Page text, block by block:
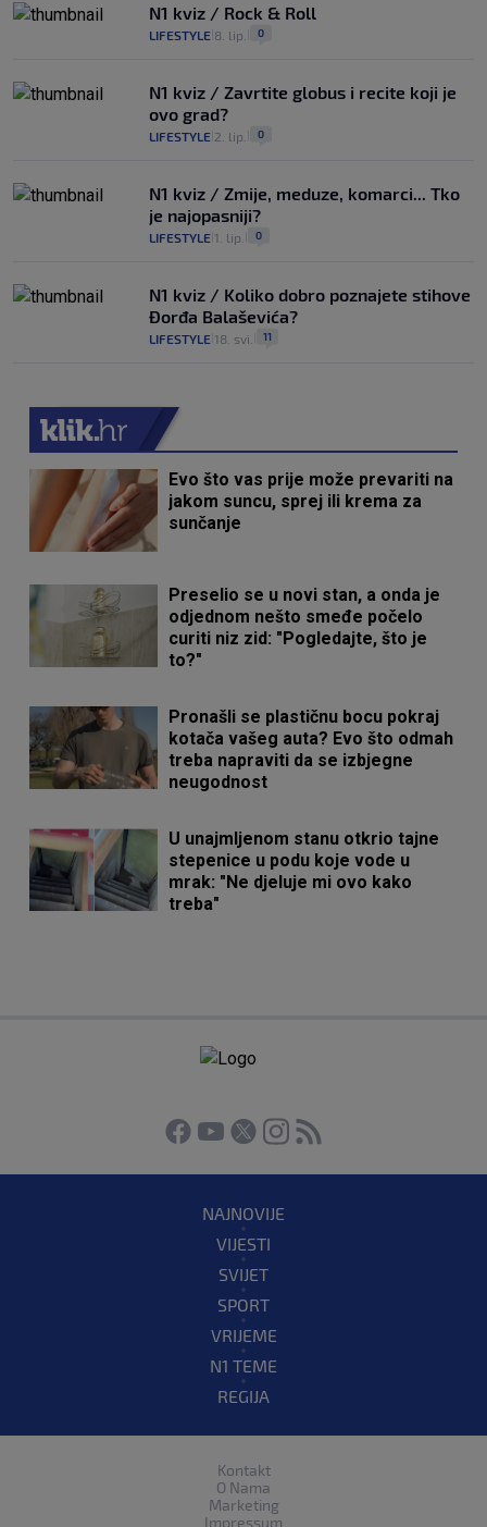
N1 kviz / Rock & Roll
LIFESTYLE 8. lip. 0
N1 kviz / Zavrtite globus i recite koji je
ovo grad?
LIFESTYLE 2. lip. 0
N1 kviz / Zmije, meduze, komarci... Tko
je najopasniji?
LIFESTYLE 1. lip. 0
N1 kviz / Koliko dobro poznajete stihove
Đorđa Balaševića?
LIFESTYLE 18. svi. 11
Evo što vas prije može prevariti na
jakom suncu, sprej ili krema za
sunčanje
Preselio se u novi stan, a onda je
odjednom nešto smeđe počelo
curiti niz zid: "Pogledajte, što je
to?"
Pronašli se plastičnu bocu pokraj
kotača vašeg auta? Evo što odmah
treba napraviti da se izbjegne
neugodnost
U unajmljenom stanu otkrio tajne
stepenice u podu koje vode u
mrak: "Ne djeluje mi ovo kako
treba"
NAJNOVIJE
VIJESTI
SVIJET
SPORT
VRIJEME
N1 TEME
REGIJA
Kontakt
O Nama
Marketing
Impressum